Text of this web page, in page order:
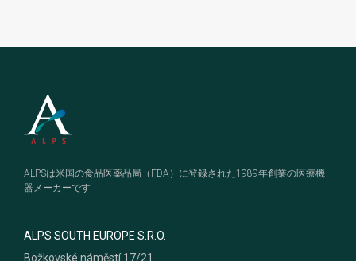
Footer
ALPSは米国の食品医薬品局（FDA）に登録された1989年創業の医療機
器メーカーです
ALPS SOUTH EUROPE S.R.O.
Božkovské náměstí 17/21